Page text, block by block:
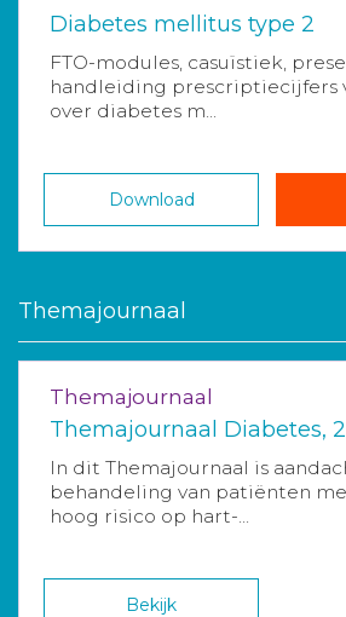
Diabetes mellitus type 2
FTO-modules, casuïstiek,
handleiding prescriptiecijfers
over diabetes m...
Download
Themajournaal
Themajournaal
Themajournaal Diabetes,
In dit Themajournaal is
behandeling van patiënten
hoog risico op hart-...
Bekijk